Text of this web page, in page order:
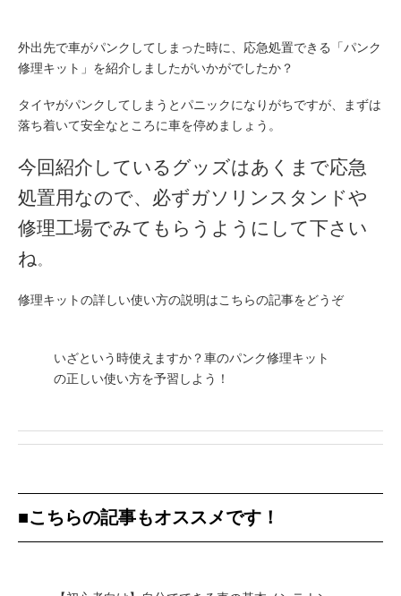
外出先で車がパンクしてしまった時に、応急処置できる「パンク
修理キット」を紹介しましたがいかがでしたか？
タイヤがパンクしてしまうとパニックになりがちですが、まずは
落ち着いて安全なところに車を停めましょう。
今回紹介しているグッズはあくまで応急
処置用なので、必ずガソリンスタンドや
修理工場でみてもらうようにして下さい
ね 。
修理キットの詳しい使い方の説明はこちらの記事をどうぞ
いざという時使えますか？車のパンク修理キット
の正しい使い方を予習しよう！
■こちらの記事もオススメです！